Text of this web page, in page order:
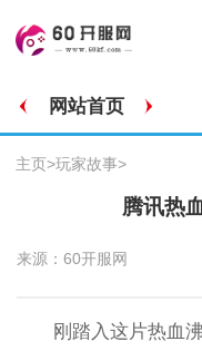
网站首页
主页>玩家故事>
腾讯热
来源：60开服网
刚踏入这片热血